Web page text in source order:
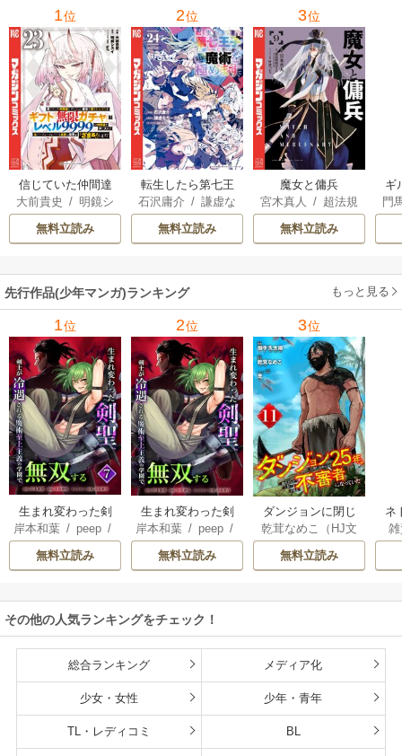
1位
信じていた仲間達
にダンジョン奥地
で殺されかけたが
ギフト『無限ガチ
の仲間達を手に入
れて元パーティー
メンバーと世界に
復讐＆『ざま
ぁ！』します！
大前貴史 / 明鏡シ
スイ /tef
無料立読み
2位
転生したら第七王
子だったので、気
ままに魔術を極め
ます
石沢庸介 /謙虚な
サークル/
無料立読み
3位
魔女と傭兵
宮木真人 / 超法規
的かえる/
んち
無料立読み
ギ
門
先行作品(少年マンガ)ランキング もっと見る
1位
生まれ変わった剣
聖、剣士が冷遇さ
れる魔術至上主義
の学園で無双する
岸本和葉/ peep/
染野静也 /
/taskey STUDI
無料立読み
2位
生まれ変わった剣
聖、剣士が冷遇さ
れる魔術至上主義
の学園で無双する
岸本和葉/ peep/
染野静也 /
/taskey STUDI
無料立読み
3位
ダンジョンに閉じ
込められて25年。
救出されたときに
は立派な不審者に
版】
乾茸なめこ（HJ文
庫／ホビージャパ
ン刊）/御手洗太
無料立読み
ネ
界
こ
その他の人気ランキングをチェック！
総合ランキング メディア化
少女・女性 少年・青年
TL・レディコミ BL